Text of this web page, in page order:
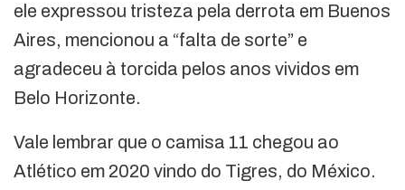
ele expressou tristeza pela derrota em Buenos
Aires, mencionou a “falta de sorte” e
agradeceu à torcida pelos anos vividos em
Belo Horizonte.
Vale lembrar que o camisa 11 chegou ao
Atlético em 2020 vindo do Tigres, do México.